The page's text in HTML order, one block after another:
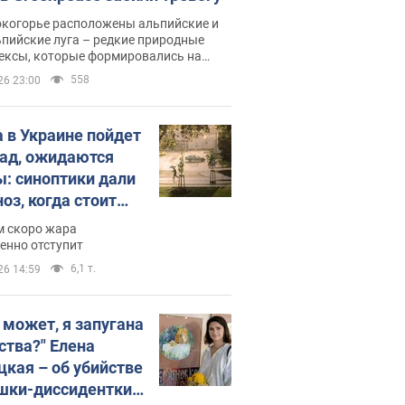
расположены альпийские и
луга – редкие природные
которые формировались на
сотен лет
23:00 558
Украине пойдет
ожидаются
синоптики дали
когда стоит
изменения
скоро жара
отступит
14:59 6,1 т.
я запугана
Елена
– об убийстве
диссидентки